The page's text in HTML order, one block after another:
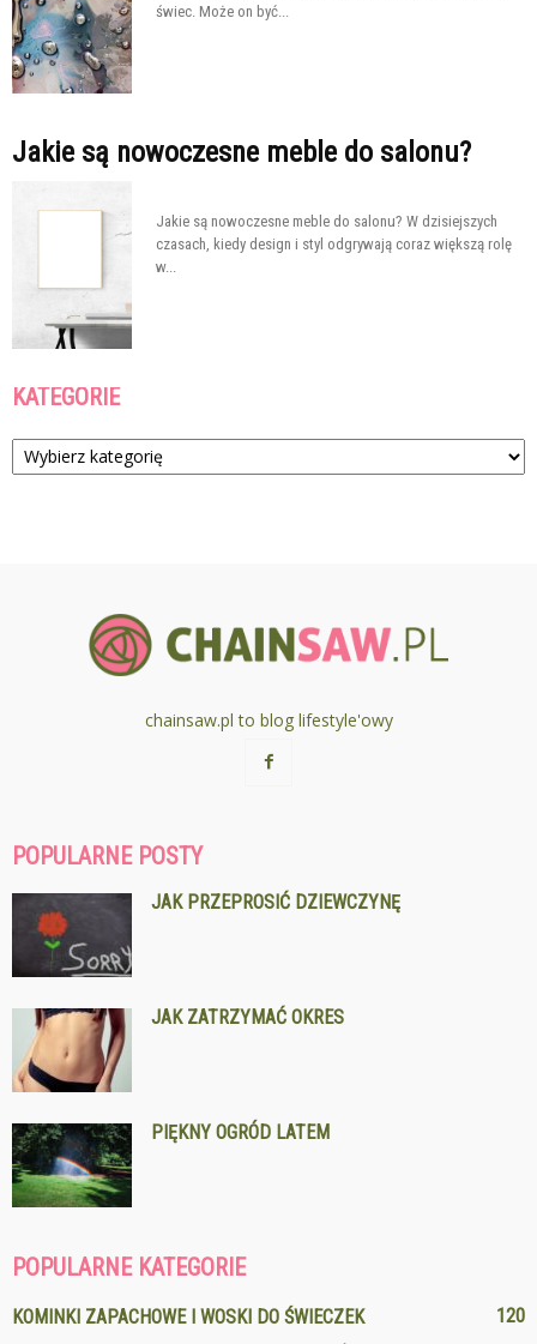
świec. Może on być...
Jakie są nowoczesne meble do salonu?
Jakie są nowoczesne meble do salonu? W dzisiejszych
czasach, kiedy design i styl odgrywają coraz większą rolę
w...
KATEGORIE
Kategorie
chainsaw.pl to blog lifestyle'owy
POPULARNE POSTY
JAK PRZEPROSIĆ DZIEWCZYNĘ
JAK ZATRZYMAĆ OKRES
PIĘKNY OGRÓD LATEM
POPULARNE KATEGORIE
KOMINKI ZAPACHOWE I WOSKI DO ŚWIECZEK
120